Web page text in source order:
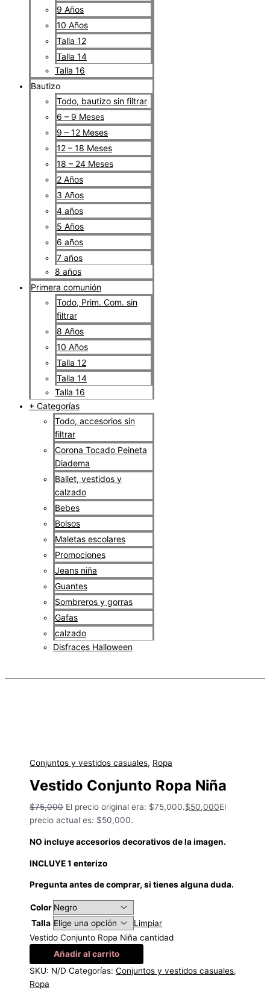
9 Años
10 Años
Talla 12
Talla 14
Talla 16
Bautizo
Todo, bautizo sin filtrar
6 – 9 Meses
9 – 12 Meses
12 – 18 Meses
18 – 24 Meses
2 Años
3 Años
4 años
5 Años
6 años
7 años
8 años
Primera comunión
Todo, Prim. Com. sin
filtrar
8 Años
10 Años
Talla 12
Talla 14
Talla 16
+ Categorías
Todo, accesorios sin
filtrar
Corona Tocado Peineta
Diadema
Ballet, vestidos y
calzado
Bebes
Bolsos
Maletas escolares
Promociones
Jeans niña
Guantes
Sombreros y gorras
Gafas
calzado
Disfraces Halloween
Conjuntos y vestidos casuales, Ropa
Vestido Conjunto Ropa Niña
$75,000 El precio original era: $75,000.$50,000El
precio actual es: $50,000.
NO incluye accesorios decorativos de la imagen.
INCLUYE 1 enterizo
Pregunta antes de comprar, si tienes alguna duda.
Color
Talla
Limpiar
Vestido Conjunto Ropa Niña cantidad
Añadir al carrito
SKU: N/D Categorías:Conjuntos y vestidos casuales,
Ropa